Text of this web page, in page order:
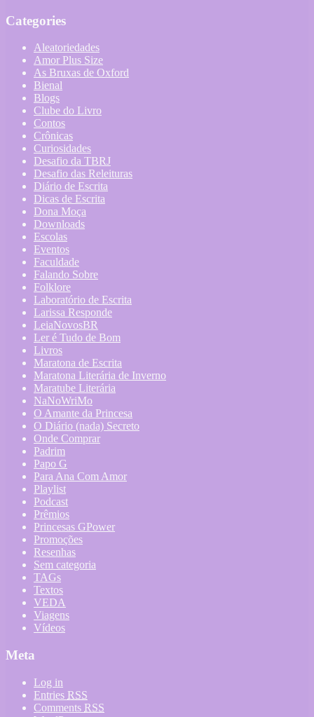
Categories
Aleatoriedades
Amor Plus Size
As Bruxas de Oxford
Bienal
Blogs
Clube do Livro
Contos
Crônicas
Curiosidades
Desafio da TBRJ
Desafio das Releituras
Diário de Escrita
Dicas de Escrita
Dona Moça
Downloads
Escolas
Eventos
Faculdade
Falando Sobre
Folklore
Laboratório de Escrita
Larissa Responde
LeiaNovosBR
Ler é Tudo de Bom
Livros
Maratona de Escrita
Maratona Literária de Inverno
Maratube Literária
NaNoWriMo
O Amante da Princesa
O Diário (nada) Secreto
Onde Comprar
Padrim
Papo G
Para Ana Com Amor
Playlist
Podcast
Prêmios
Princesas GPower
Promoções
Resenhas
Sem categoria
TAGs
Textos
VEDA
Viagens
Vídeos
Meta
Log in
Entries RSS
Comments RSS